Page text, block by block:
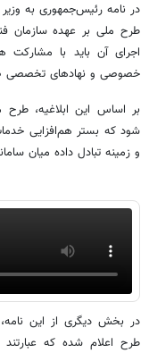
در نامه‌ رئیس‌جمهوری به وزیر
طرح ملی بر عهده سازمان
اجرای آن باید با
خصوصی و نهادهای تخصصی
بر اساس این ابلاغیه،
شود که بستر هم‌افزایی
و زمینه تبادل داده میان
در بخش دیگری از این
طرح اعلام شده که عبارتند